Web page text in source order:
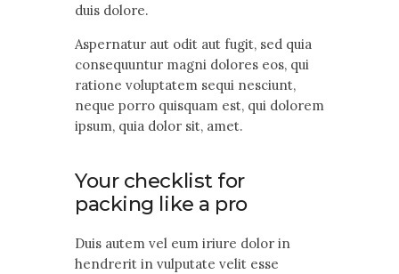
duis dolore.
Aspernatur aut odit aut fugit, sed quia
consequuntur magni dolores eos, qui
ratione voluptatem sequi nesciunt,
neque porro quisquam est, qui dolorem
ipsum, quia dolor sit, amet.
Your checklist for
packing like a pro
Duis autem vel eum iriure dolor in
hendrerit in vulputate velit esse